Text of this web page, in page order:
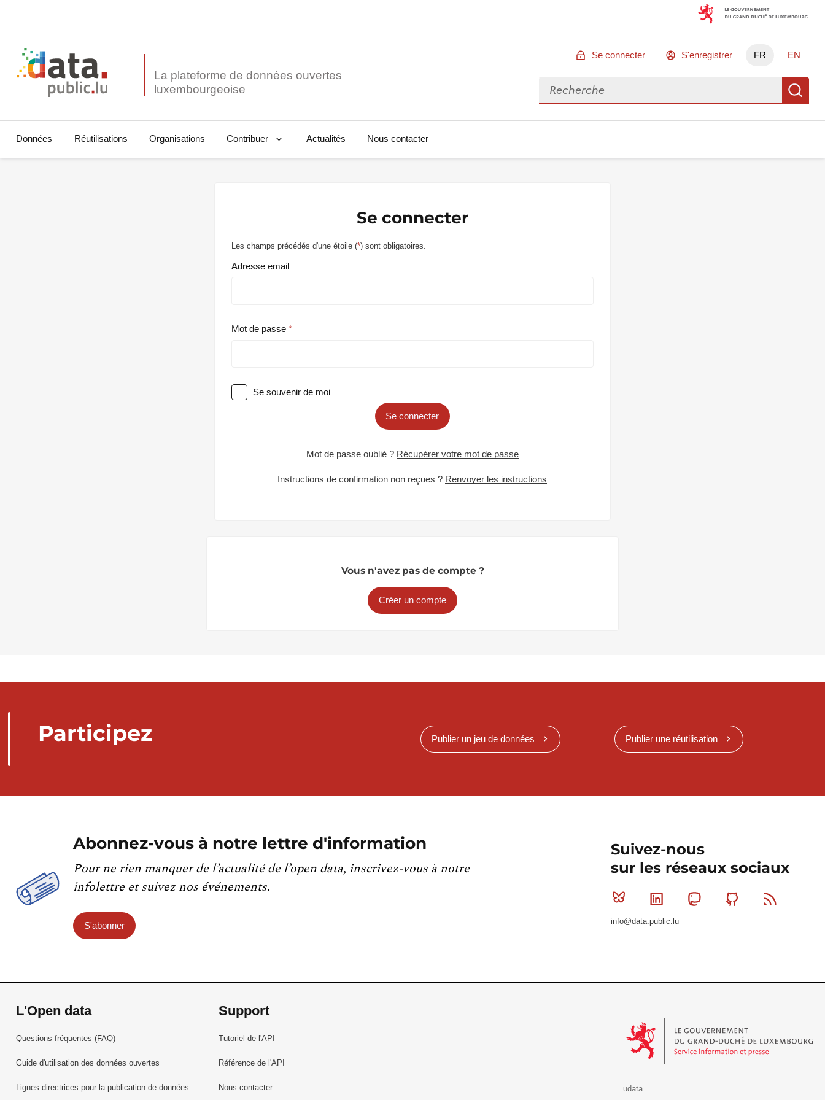
La plateforme de données ouvertes
Se connecter S'enregistrer FR EN
Rechercher des données
Données Réutilisations Organisations Contribuer Actualités Nous contacter
Se connecter
Les champs précédés d'une étoile (*) sont obligatoires.
Adresse email
Mot de passe
Se souvenir de moi
Se connecter
Mot de passe oublié ? Récupérer votre mot de passe
Instructions de confirmation non reçues ? Renvoyer les instructions
Vous n'avez pas de compte ?
Créer un compte
Participez Publier un jeu de données Publier une réutilisation
Abonnez-vous à notre lettre d'information
Pour ne rien manquer de l’actualité de l’open data, inscrivez-vous à notre
infolettre et suivez nos événements.
S'abonner
Suivez-nous
sur les réseaux sociaux
Bluesky Linkedin MastodonGithub
info@data.public.lu
L'Open data
Questions fréquentes (FAQ)
Guide d'utilisation des données ouvertes
Lignes directrices pour la publication de données
Support
Tutoriel de l'API
Référence de l'API
Nous contacter
udata